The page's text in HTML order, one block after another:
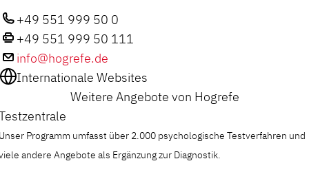
+49 551 999 50 0
+49 551 999 50 111
info@hogrefe.de
Internationale Websites
Weitere Angebote von Hogrefe
Programm umfasst über 2.000 psychologische Testverfahren und
andere Angebote als Ergänzung zur Diagnostik.